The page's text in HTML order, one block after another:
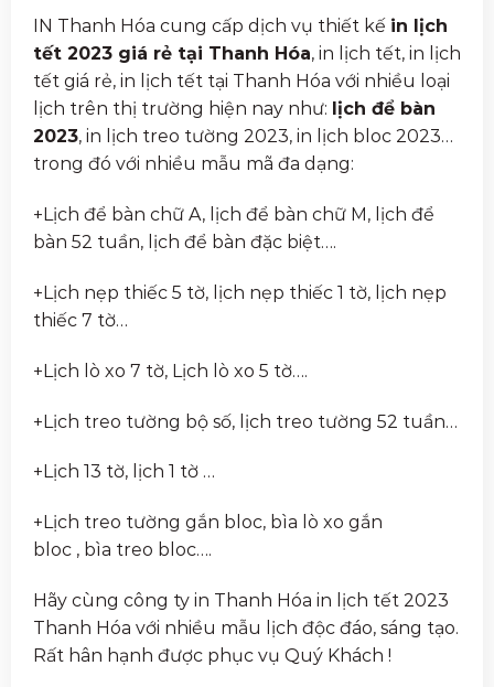
IN Thanh Hóa cung cấp dịch vụ thiết kế in lịch
tết 2023 giá rẻ tại Thanh Hóa, in lịch tết, in lịch
tết giá rẻ, in lịch tết tại Thanh Hóa với nhiều loại
lịch trên thị trường hiện nay như: lịch để bàn
2023, in lịch treo tường 2023, in lịch bloc 2023…
trong đó với nhiều mẫu mã đa dạng:
+Lịch để bàn chữ A, lịch để bàn chữ M, lịch để
bàn 52 tuần, lịch để bàn đặc biệt….
+Lịch nẹp thiếc 5 tờ, lịch nẹp thiếc 1 tờ, lịch nẹp
thiếc 7 tờ…
+Lịch lò xo 7 tờ, Lịch lò xo 5 tờ….
+Lịch treo tường bộ số, lịch treo tường 52 tuần…
+Lịch 13 tờ, lịch 1 tờ …
+Lịch treo tường gắn bloc, bìa lò xo gắn
bloc , bìa treo bloc….
Hãy cùng công ty in Thanh Hóa in lịch tết 2023
Thanh Hóa với nhiều mẫu lịch độc đáo, sáng tạo.
Rất hân hạnh được phục vụ Quý Khách !